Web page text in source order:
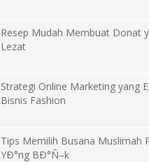
Resep Mudah Membuat Donat
Lezat
Strategi Online Marketing yang
Bisnis Fashion
Tips Memilih Busana Muslimah
YÐ°ng BÐ°Ñ–k